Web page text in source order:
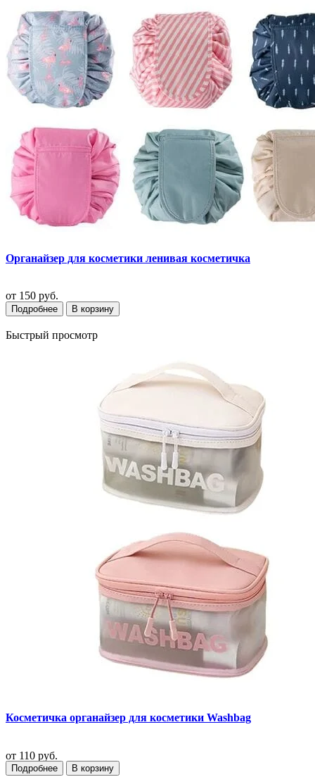
Органайзер для косметики ленивая косметичка
от 150 руб.
Подробнее В корзину
Быстрый просмотр
Косметичка органайзер для косметики Washbag
от 110 руб.
Подробнее В корзину